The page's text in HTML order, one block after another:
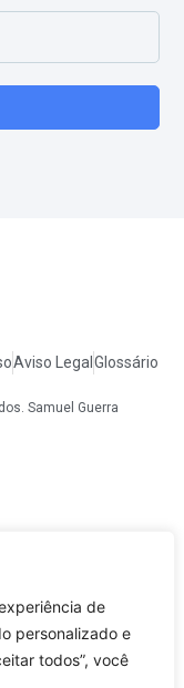
de
personalizado e
todos”, você
Aviso Legal Glossário
Samuel Guerra